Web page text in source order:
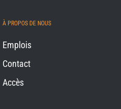
À PROPOS DE NOUS
Emplois
Contact
Accès